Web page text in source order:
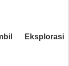
Eksplorasi